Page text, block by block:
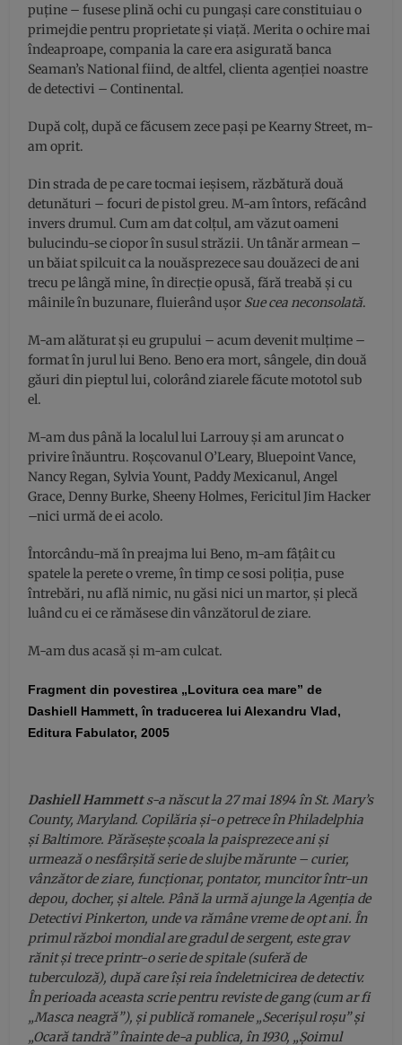
puține – fusese plină ochi cu pungași care constituiau o
primejdie pentru proprietate şi viață. Merita o ochire mai
îndeaproape, compania la care era asigurată banca
Seaman’s National fiind, de altfel, clienta agenției noastre
de detectivi – Continental.
După colț, după ce făcusem zece pași pe Kearny Street, m-
am oprit.
Din strada de pe care tocmai ieşisem, răzbătură două
detunături – focuri de pistol greu. M-am întors, refăcând
invers drumul. Cum am dat colțul, am văzut oameni
bulucindu-se ciopor în susul străzii. Un tânăr armean –
un băiat spilcuit ca la nouăsprezece sau douăzeci de ani
trecu pe lângă mine, în direcție opusă, fără treabă şi cu
mâinile în buzunare, fluierând uşor Sue cea neconsolată.
M-am alăturat și eu grupului – acum devenit mulțime –
format în jurul lui Beno. Beno era mort, sângele, din două
găuri din pieptul lui, colorând ziarele făcute mototol sub
el.
M-am dus până la localul lui Larrouy şi am aruncat o
privire înăuntru. Roşcovanul O’Leary, Bluepoint Vance,
Nancy Regan, Sylvia Yount, Paddy Mexicanul, Angel
Grace, Denny Burke, Sheeny Holmes, Fericitul Jim Hacker
–nici urmă de ei acolo.
Întorcându-mă în preajma lui Beno, m-am fâțâit cu
spatele la perete o vreme, în timp ce sosi poliția, puse
întrebări, nu află nimic, nu găsi nici un martor, și plecă
luând cu ei ce rămăsese din vânzătorul de ziare.
M-am dus acasă şi m-am culcat.
Fragment din povestirea „Lovitura cea mare” de
Dashiell Hammett, în traducerea lui Alexandru Vlad,
Editura Fabulator, 2005
Dashiell Hammetts-a născut la 27 mai 1894 în St. Mary’s
County, Maryland. Copilăria şi-o petrece în Philadelphia
şi Baltimore. Părăseşte şcoala la paisprezece ani şi
urmează o nesfârşită serie de slujbe mărunte – curier,
vânzător de ziare, funcţionar, pontator, muncitor într-un
depou, docher, şi altele. Până la urmă ajunge la Agenţia de
Detectivi Pinkerton, unde va rămâne vreme de opt ani. În
primul război mondial are gradul de sergent, este grav
rănit şi trece printr-o serie de spitale (suferă de
tuberculoză), după care îşi reia îndeletnicirea de detectiv.
În perioada aceasta scrie pentru reviste de gang (cum ar fi
„Masca neagră”), şi publică romanele „Secerişul roşu” şi
„Ocară tandră” înainte de-a publica, în 1930, „Şoimul